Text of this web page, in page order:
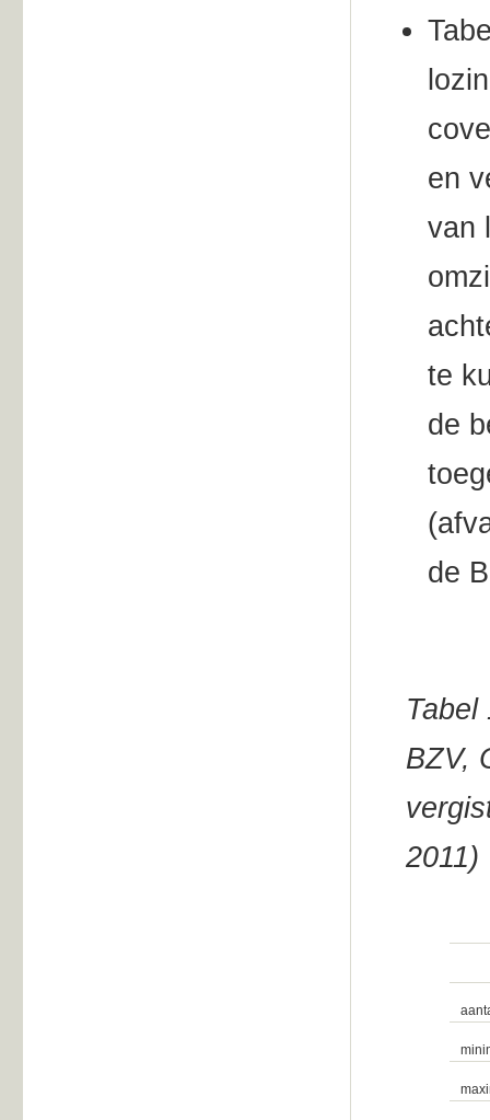
en
van
te
de
de
Tabel
BZV,
2011)